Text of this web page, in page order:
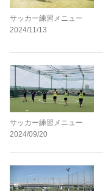
サッカー練習メニュー
2024/11/13
サッカー練習メニュー
2024/09/20